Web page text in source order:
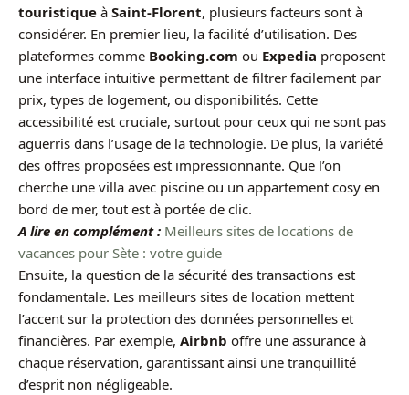
touristique à Saint-Florent, plusieurs facteurs sont à
considérer. En premier lieu, la facilité d’utilisation. Des
plateformes comme Booking.com ou Expedia proposent
une interface intuitive permettant de filtrer facilement par
prix, types de logement, ou disponibilités. Cette
accessibilité est cruciale, surtout pour ceux qui ne sont pas
aguerris dans l’usage de la technologie. De plus, la variété
des offres proposées est impressionnante. Que l’on
cherche une villa avec piscine ou un appartement cosy en
bord de mer, tout est à portée de clic.
A lire en complément : Meilleurs sites de locations de
vacances pour Sète : votre guide
Ensuite, la question de la sécurité des transactions est
fondamentale. Les meilleurs sites de location mettent
l’accent sur la protection des données personnelles et
financières. Par exemple, Airbnb offre une assurance à
chaque réservation, garantissant ainsi une tranquillité
d’esprit non négligeable.